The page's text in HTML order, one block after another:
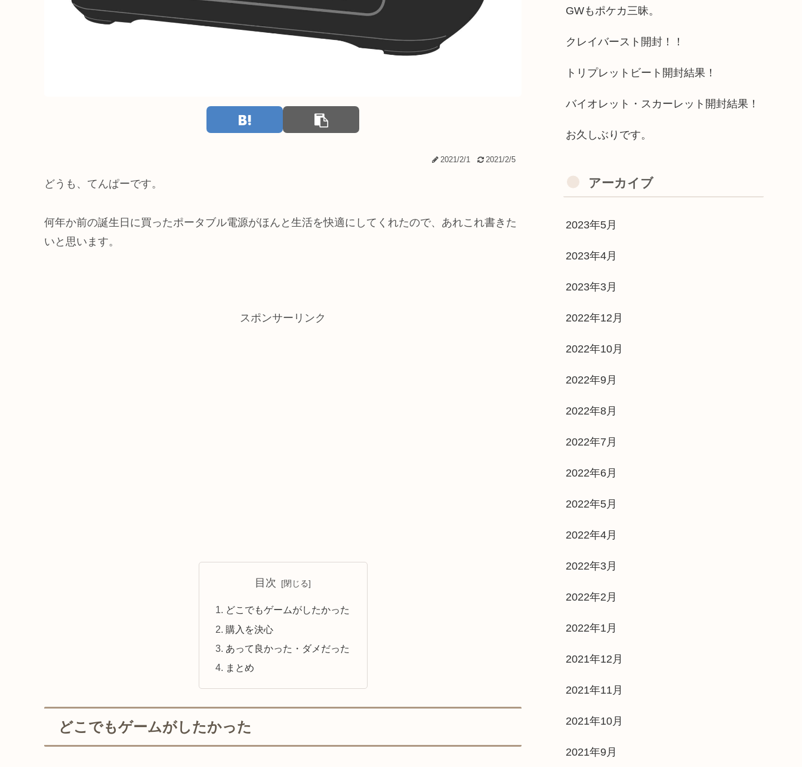
2021/2/1 2021/2/5
どうも、てんぱーです。
何年か前の誕生日に買ったポータブル電源がほんと生活を快適にしてくれたので、あれこれ書きた
いと思います。
スポンサーリンク
目次
どこでもゲームがしたかった
購入を決心
あって良かった・ダメだった
まとめ
どこでもゲームがしたかった
GWもポケカ三昧。
クレイバースト開封！！
トリプレットビート開封結果！
バイオレット・スカーレット開封結果！
お久しぶりです。
アーカイブ
2023年5月
2023年4月
2023年3月
2022年12月
2022年10月
2022年9月
2022年8月
2022年7月
2022年6月
2022年5月
2022年4月
2022年3月
2022年2月
2022年1月
2021年12月
2021年11月
2021年10月
2021年9月